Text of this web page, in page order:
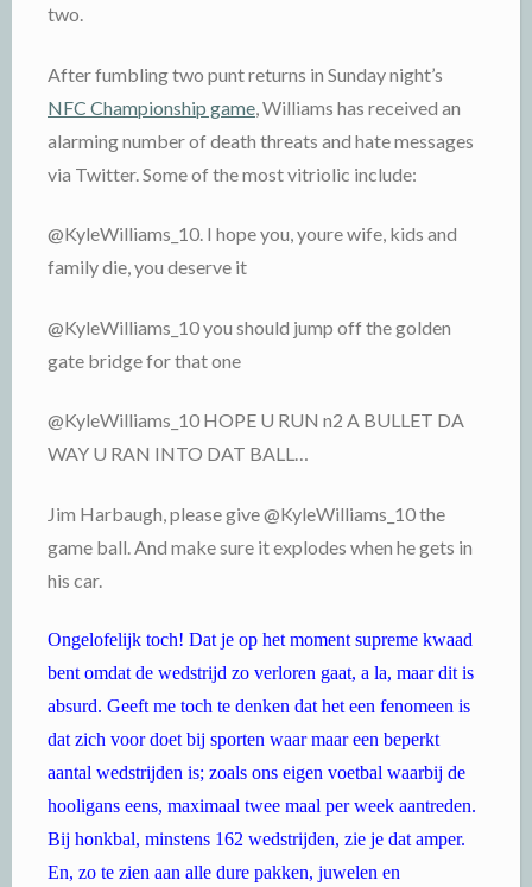
two.
After fumbling two punt returns in Sunday night’s
NFC Championship game , Williams has received an
alarming number of death threats and hate messages
via Twitter. Some of the most vitriolic include:
@KyleWilliams_10. I hope you, youre wife, kids and
family die, you deserve it
@KyleWilliams_10 you should jump off the golden
gate bridge for that one
@KyleWilliams_10 HOPE U RUN n2 A BULLET DA
WAY U RAN INTO DAT BALL…
Jim Harbaugh, please give @KyleWilliams_10 the
game ball. And make sure it explodes when he gets in
his car.
Ongelofelijk toch! Dat je op het moment supreme kwaad
bent omdat de wedstrijd zo verloren gaat, a la, maar dit is
absurd. Geeft me toch te denken dat het een fenomeen is
dat zich voor doet bij sporten waar maar een beperkt
aantal wedstrijden is; zoals ons eigen voetbal waarbij de
hooligans eens, maximaal twee maal per week aantreden.
Bij honkbal, minstens 162 wedstrijden, zie je dat amper.
En, zo te zien aan alle dure pakken, juwelen en